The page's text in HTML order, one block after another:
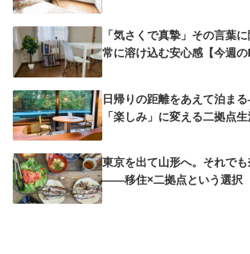
「気さくで真摯」その言葉
常に溶け込む安心感【今週
日帰りの距離をあえて泊ま
「楽しみ」に変える二拠点
東京を出て山形へ。それでも
——移住×二拠点という選択